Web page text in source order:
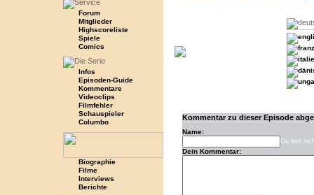
Forum
Mitglieder
Highscoreliste
Spiele
Comics
Infos
Episoden-Guide
Kommentare
Videoclips
Filmfehler
Schauspieler
Columbo
Biographie
Filme
Interviews
Berichte
Kommentar zu dieser Episode
Name:
Du bist
Dein Kommentar: